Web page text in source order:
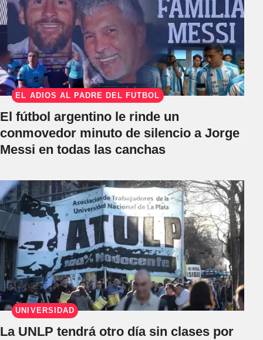
EL ADIÓS AL PADRE DEL FÚTBOL
El fútbol argentino le rinde un
conmovedor minuto de silencio a Jorge
Messi en todas las canchas
UNIVERSIDAD
La UNLP tendrá otro día sin clases por